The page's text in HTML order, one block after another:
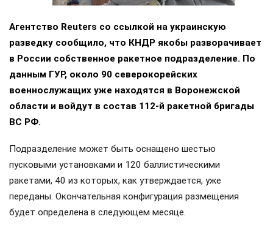
Агентство Reuters со ссылкой на украинскую
разведку сообщило, что КНДР якобы разворачивает
в России собственное ракетное подразделение. По
данным ГУР, около 90 северокорейских
военнослужащих уже находятся в Воронежской
области и войдут в состав 112-й ракетной бригады
ВС РФ.
Подразделение может быть оснащено шестью
пусковыми установками и 120 баллистическими
ракетами, 40 из которых, как утверждается, уже
переданы. Окончательная конфигурация размещения
будет определена в следующем месяце.